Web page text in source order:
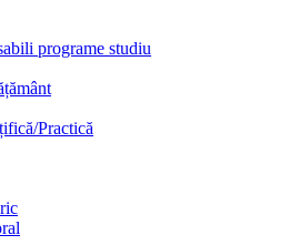
programe studiu
Practică